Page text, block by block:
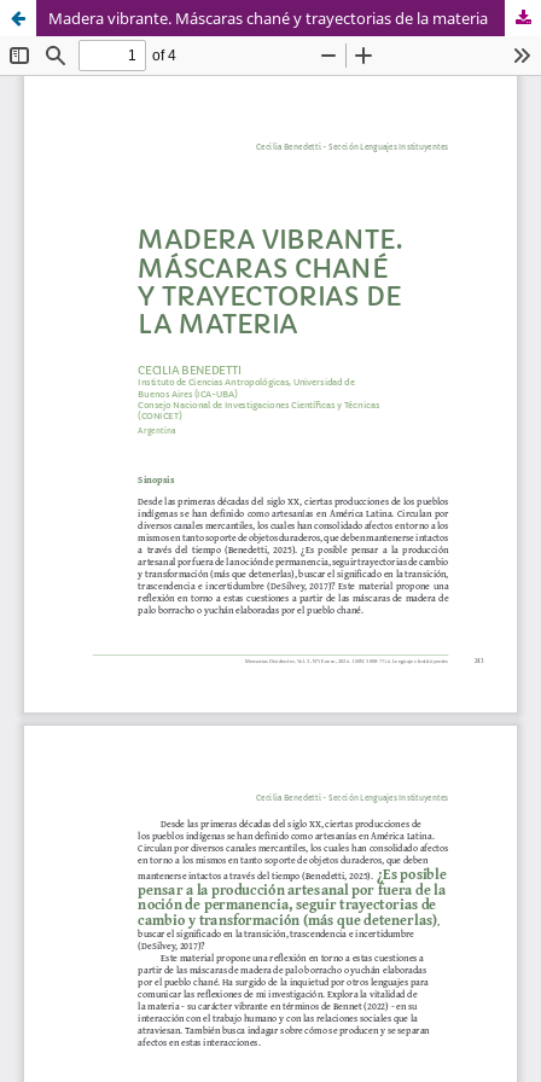
Madera vibrante. Máscaras chané y trayectorias de la materia